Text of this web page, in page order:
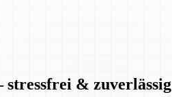
stressfrei & zuverlässig